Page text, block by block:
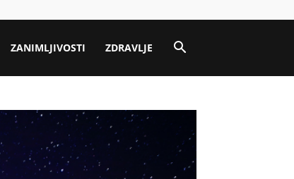
ZANIMLJIVOSTI ZDRAVLJE